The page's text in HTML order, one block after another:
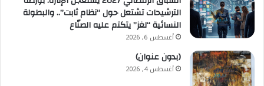
الترشيحات تشتعل حول “نظام ثابت”.. والبطولة
النسائية “لغز” يتكتم عليه الصنّاع
أغسطس 6, 2026
(بدون عنوان)
أغسطس 4, 2026